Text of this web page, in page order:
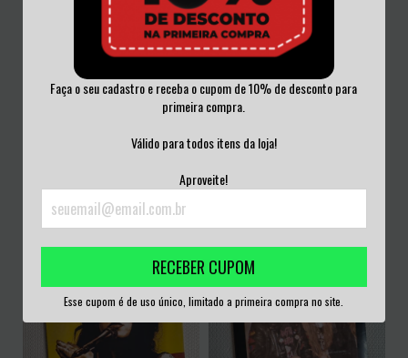
Faça o seu cadastro e receba o cupom de 10% de desconto para
primeira compra.
Válido para todos itens da loja!
Aproveite!
RECEBER CUPOM
Esse cupom é de uso único, limitado a primeira compra no site.
LAURYN HILL - THE MISEDUCATION
R$300,00
ESGOTADO
SEPULTURA - MORBID VISIONS CD
x de